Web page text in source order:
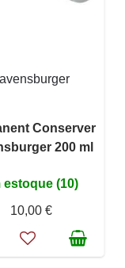
Conserver
200 ml
estoque (10)
10,00 €